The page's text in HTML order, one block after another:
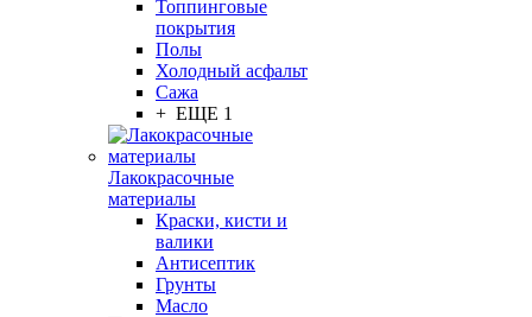
Топпинговые
покрытия
Полы
Холодный асфальт
Сажа
+ ЕЩЕ 1
Лакокрасочные
материалы
Краски, кисти и
валики
Антисептик
Грунты
Масло